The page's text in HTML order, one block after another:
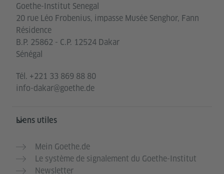
Goethe-Institut Senegal
20 rue Léo Frobenius, impasse Musée Senghor, Fann
Résidence
B.P. 25862 - C.P. 12524 Dakar
Sénégal
Tél. +221 33 869 88 80
info-dakar@goethe.de
Liens utiles
Mein Goethe.de
Le système de signalement du Goethe-Institut
Newsletter